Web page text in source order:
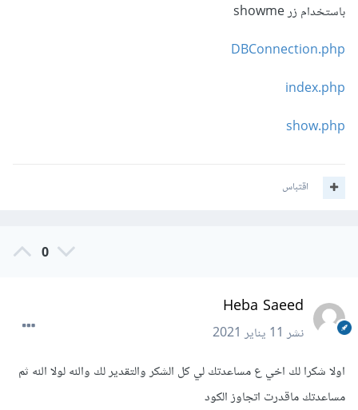
باستخدام زر showme
DBConnection.php
index.php
show.php
اقتباس
0
Heba Saeed
نشر11 يناير 2021
اولا شكرا لك اخي ع مساعدتك لي كل الشكر والتقدير لك والله لولا الله ثم
مساعدتك ماقدرت اتجاوز الكود